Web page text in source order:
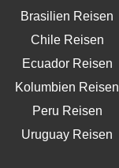
Brasilien Reisen
Chile Reisen
Ecuador Reisen
Kolumbien Reisen
Peru Reisen
Uruguay Reisen